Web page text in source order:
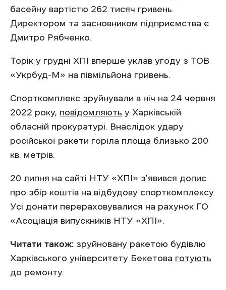
басейну вартістю 262 тисяч гривень.
Директором та засновником підприємства є
Дмитро Рябченко.
Торік у грудні ХПІ вперше уклав угоду з ТОВ
«Укрбуд-М» на півмільйона гривень.
Спорткомплекс зруйнували в ніч на 24 червня
2022 року, повідомляють у Харківській
обласній прокуратурі. Внаслідок удару
російської ракети горіла площа близько 200
кв. метрів.
20 липня на сайті НТУ «ХПІ» з’явився допис
про збір коштів на відбудову спорткомплексу.
Усі донати перераховувалися на рахунок ГО
«Асоціація випускників НТУ «ХПІ».
Читати також: зруйновану ракетою будівлю
Харківського університету Бекетова готують
до ремонту.